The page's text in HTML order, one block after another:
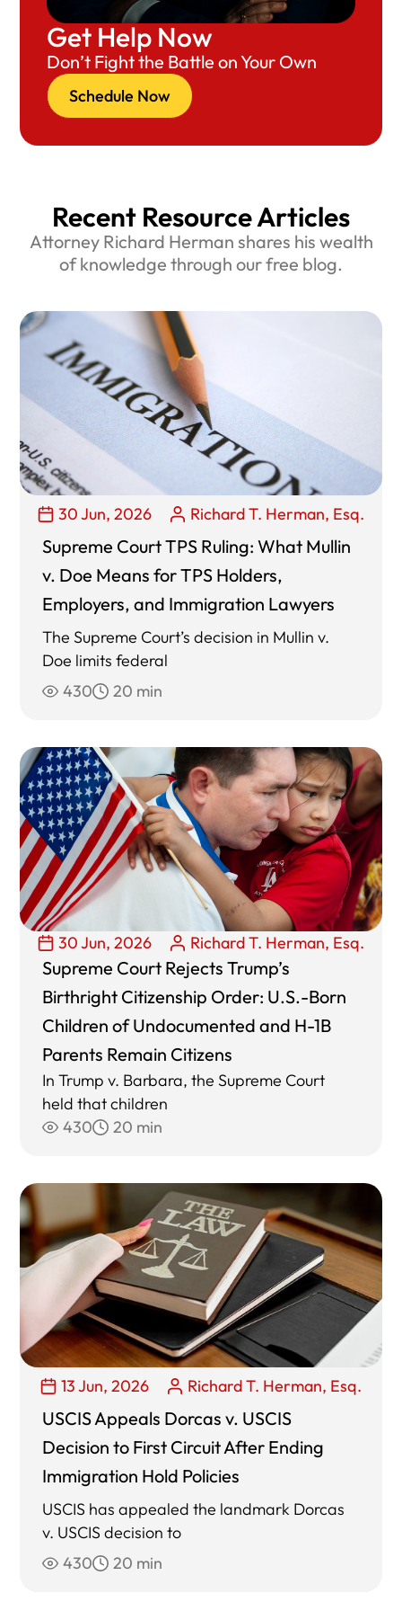
Get Help Now
Don’t Fight the Battle on Your Own
Schedule Now
Recent Resource Articles
Attorney Richard Herman shares his wealth
of knowledge through our free blog.
30 Jun, 2026 Richard T. Herman, Esq.
Supreme Court TPS Ruling: What Mullin
v. Doe Means for TPS Holders,
Employers, and Immigration Lawyers
The Supreme Court’s decision in Mullin v.
Doe limits federal
430
20 min
30 Jun, 2026 Richard T. Herman, Esq.
Supreme Court Rejects Trump’s
Birthright Citizenship Order: U.S.-Born
Children of Undocumented and H-1B
Parents Remain Citizens
In Trump v. Barbara, the Supreme Court
held that children
430
20 min
13 Jun, 2026 Richard T. Herman, Esq.
USCIS Appeals Dorcas v. USCIS
Decision to First Circuit After Ending
Immigration Hold Policies
USCIS has appealed the landmark Dorcas
v. USCIS decision to
430
20 min